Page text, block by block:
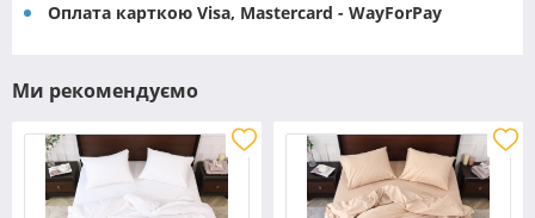
Оплата карткою Visa, Mastercard - WayForPay
Ми рекомендуємо